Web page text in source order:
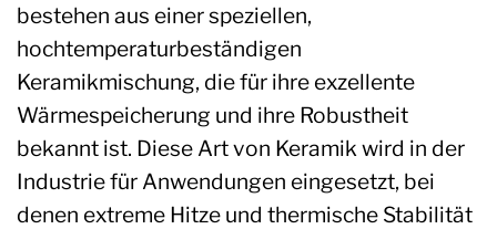
bestehen aus einer speziellen,
hochtemperaturbeständigen
Keramikmischung, die für ihre exzellente
Wärmespeicherung und ihre Robustheit
bekannt ist. Diese Art von Keramik wird in der
Industrie für Anwendungen eingesetzt, bei
denen extreme Hitze und thermische Stabilität